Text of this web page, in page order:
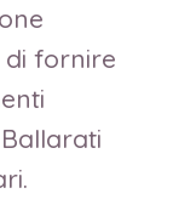
fornire